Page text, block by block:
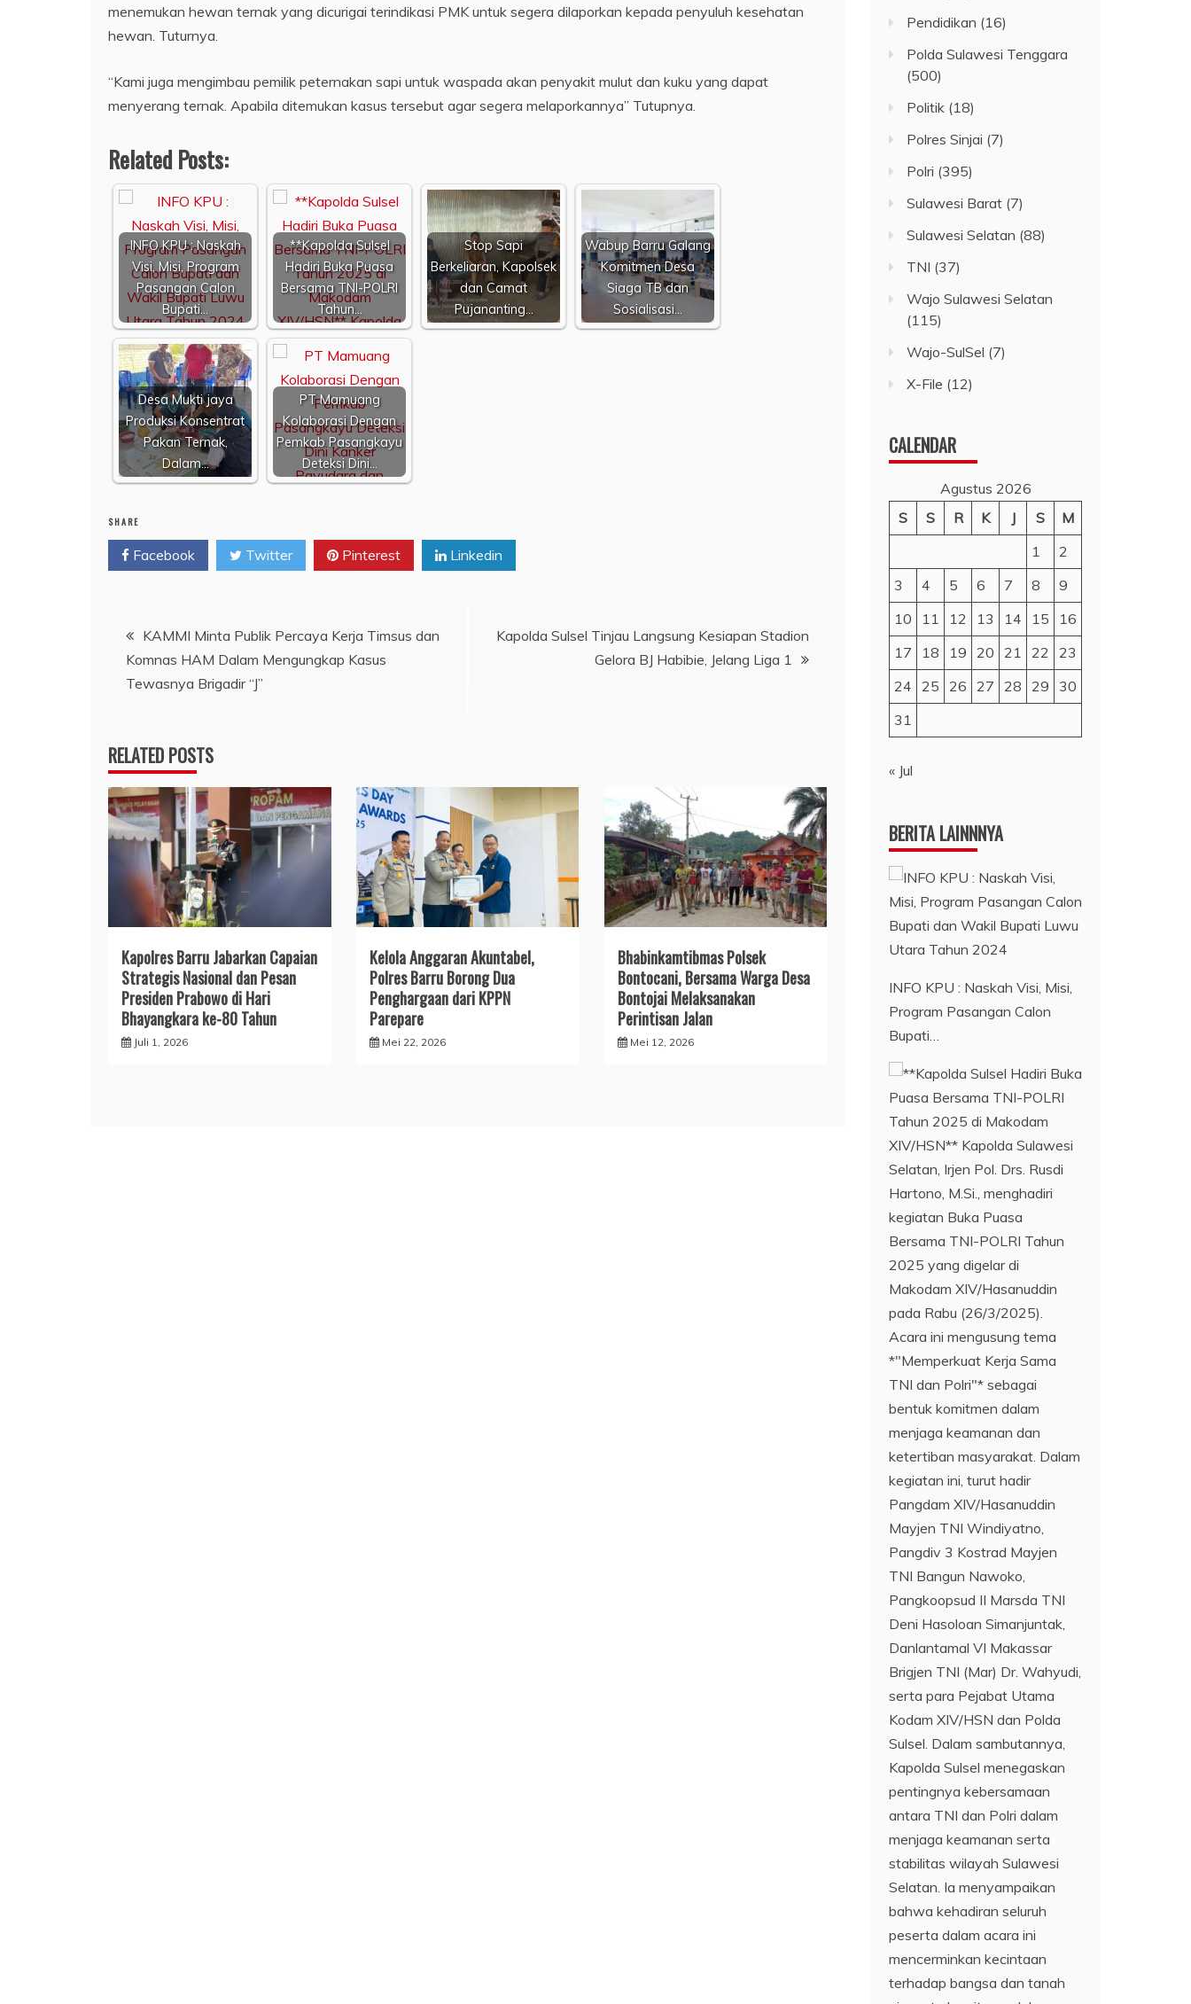
menemukan hewan ternak yang dicurigai terindikasi PMK untuk segera dilaporkan kepada penyuluh kesehatan
hewan. Tuturnya.
“Kami juga mengimbau pemilik peternakan sapi untuk waspada akan penyakit mulut dan kuku yang dapat
menyerang ternak. Apabila ditemukan kasus tersebut agar segera melaporkannya” Tutupnya.
Related Posts:
INFO KPU : Naskah
Visi, Misi, Program
Pasangan Calon
Bupati…
**Kapolda Sulsel
Hadiri Buka Puasa
Bersama TNI-POLRI
Tahun…
Stop Sapi
Berkeliaran, Kapolsek
dan Camat
Pujananting…
Wabup Barru Galang
Komitmen Desa
Siaga TB dan
Sosialisasi…
Desa Mukti jaya
Produksi Konsentrat
Pakan Ternak,
Dalam…
PT Mamuang
Kolaborasi Dengan
Pemkab Pasangkayu
Deteksi Dini…
SHARE
Facebook Twitter Pinterest Linkedin
Navigasi
pos
KAMMI Minta Publik Percaya Kerja Timsus dan
Komnas HAM Dalam Mengungkap Kasus
Tewasnya Brigadir “J”
Kapolda Sulsel Tinjau Langsung Kesiapan Stadion
Gelora BJ Habibie, Jelang Liga 1
RELATED POSTS
​Kapolres Barru Jabarkan Capaian
Strategis Nasional dan Pesan
Presiden Prabowo di Hari
Bhayangkara ke-80 Tahun
Juli 1, 2026
​Kelola Anggaran Akuntabel,
Polres Barru Borong Dua
Penghargaan dari KPPN
Parepare
Mei 22, 2026
Bhabinkamtibmas Polsek
Bontocani, Bersama Warga Desa
Bontojai Melaksanakan
Perintisan Jalan
Mei 12, 2026
Pendidikan (16)
Polda Sulawesi Tenggara
(500)
Politik (18)
Polres Sinjai (7)
Polri (395)
Sulawesi Barat (7)
Sulawesi Selatan (88)
TNI (37)
Wajo Sulawesi Selatan
(115)
Wajo-SulSel (7)
X-File (12)
CALENDAR
Agustus 2026
S
S R K J S
M
1
2
3
4 5 6 7 8
9
10
11 12 13 14 15
16
17
18 19 20 21 22
23
24
25 26 27 28 29
30
31
« Jul
BERITA LAINNNYA
INFO KPU : Naskah Visi, Misi,
Program Pasangan Calon
Bupati…